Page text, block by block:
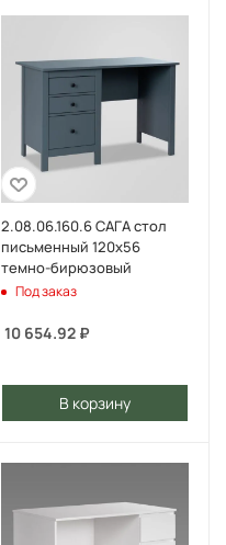
2.08.06.160.6 САГА стол
письменный 120х56
темно-бирюзовый
Под заказ
10 654.92 ₽
В корзину